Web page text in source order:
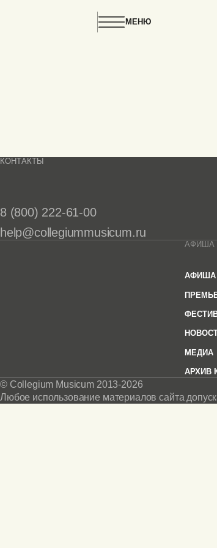
МЕНЮ
КОНТАКТЫ
8 (800) 222-61-00
help@collegiummusicum.ru
АФИША
АФИША
МЕДИА
АРХИВ
© Collegium Musicum 2013-2026
Любое использование материалов сайта